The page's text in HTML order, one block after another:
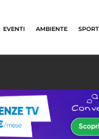
EVENTI AMBIENTE SPORT